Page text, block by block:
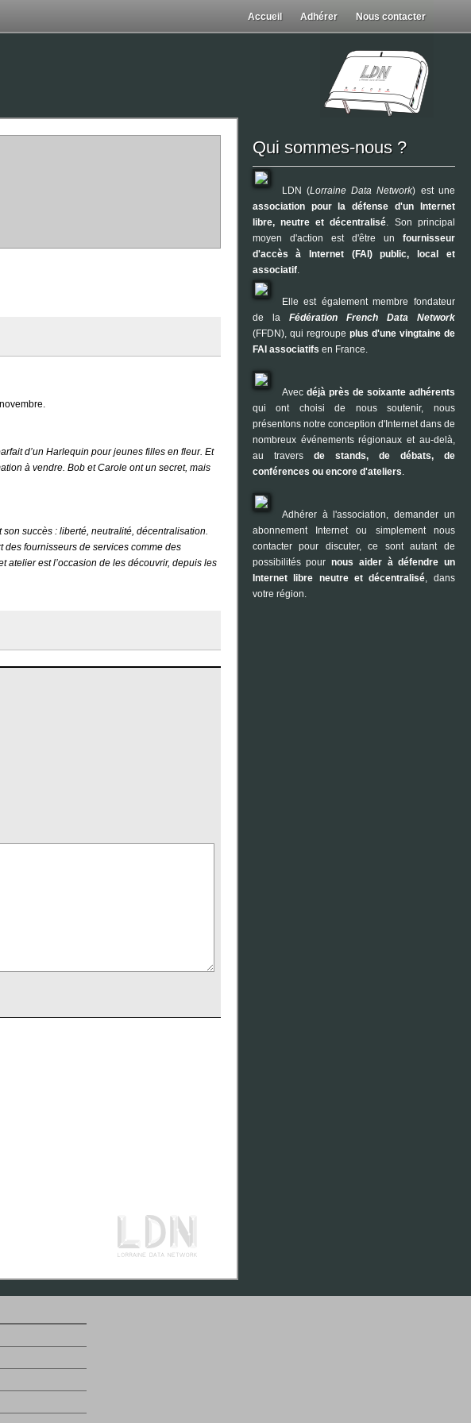
Accueil Adhérer Nous contacter
d’un Harlequin pour jeunes filles en fleur. Et
à vendre. Bob et Carole ont un secret, mais
succès : liberté, neutralité, décentralisation.
des fournisseurs de services comme des
atelier est l’occasion de les découvrir, depuis les
Qui sommes-nous ?
LDN (Lorraine Data Network) est une
association pour la défense d'un Internet
libre, neutre et décentralisé. Son principal
moyen d'action est d'être un fournisseur
d'accès à Internet (FAI) public, local et
associatif.
Elle est également membre fondateur
de la Fédération French Data Network
(FFDN), qui regroupe plus d'une vingtaine de
FAI associatifs en France.
Avec déjà près de soixante adhérents
qui ont choisi de nous soutenir, nous
présentons notre conception d'Internet dans de
nombreux événements régionaux et au-delà,
au travers de stands, de débats, de
conférences ou encore d'ateliers.
Adhérer à l'association, demander un
abonnement Internet ou simplement nous
contacter pour discuter, ce sont autant de
possibilités pournous aider à défendre un
Internet libre neutre et décentralisé, dans
votre région.